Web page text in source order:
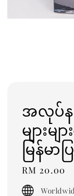
အလုပ်န
များမ
မြန်မာပ
Regular
price
RM 20.00